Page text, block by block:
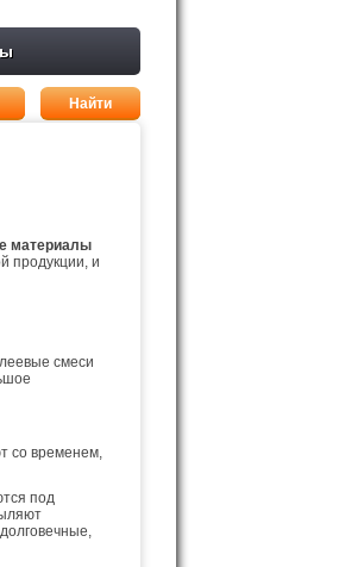
материалы
продукции, и
смеси
со временем,
под